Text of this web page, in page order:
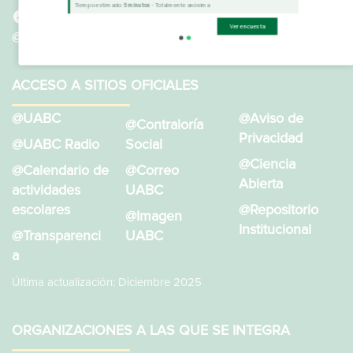
@SistemaBibliotecarioUABC
@BibliotecasUABC
ACCESO A SITIOS OFICIALES
@UABC
@UABC Radio
@Calendario de
actividades
escolares
@Transparenci
a
@Contraloría
Social
@Correo
UABC
@Imagen
UABC
@Aviso de
Privacidad
@Ciencia
Abierta
@Repositorio
Institucional
Última actualización: Diciembre 2025
ORGANIZACIONES A LAS QUE SE INTEGRA
Tiempo estimado:5 minutos - Totalmente anónima
Ver encuesta